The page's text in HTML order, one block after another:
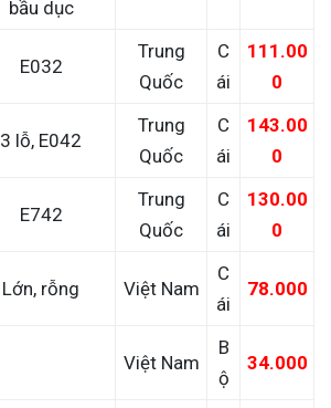
bầu dục
E032
Trung
Quốc
C
ái
111.00
0
3 lỗ, E042
Trung
Quốc
C
ái
143.00
0
E742
Trung
Quốc
C
ái
130.00
0
Lớn, rỗng Việt Nam
C
ái
78.000
Việt Nam
B
ộ
34.000